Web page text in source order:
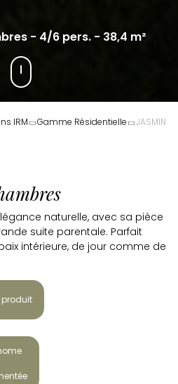
- 4/6 pers. - 38,4 m²
IRM Gamme Résidentielle JASMIN
naturelle, avec sa pièce
suite parentale. Parfait
intérieure, de jour comme de
produit